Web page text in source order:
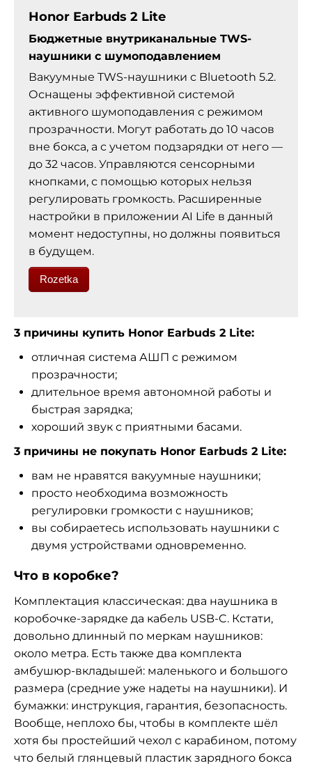
Honor Earbuds 2 Lite
Бюджетные внутриканальные TWS-
наушники с шумоподавлением
Вакуумные TWS-наушники с Bluetooth 5.2.
Оснащены эффективной системой
активного шумоподавления с режимом
прозрачности. Могут работать до 10 часов
вне бокса, а с учетом подзарядки от него —
до 32 часов. Управляются сенсорными
кнопками, с помощью которых нельзя
регулировать громкость. Расширенные
настройки в приложении AI Life в данный
момент недоступны, но должны появиться
в будущем.
Rozetka
3 причины купить Honor Earbuds 2 Lite:
отличная система АШП с режимом
прозрачности;
длительное время автономной работы и
быстрая зарядка;
хороший звук с приятными басами.
3 причины не покупать Honor Earbuds 2 Lite:
вам не нравятся вакуумные наушники;
просто необходима возможность
регулировки громкости с наушников;
вы собираетесь использовать наушники с
двумя устройствами одновременно.
Что в коробке?
Комплектация классическая: два наушника в
коробочке-зарядке да кабель USB-C. Кстати,
довольно длинный по меркам наушников:
около метра. Есть также два комплекта
амбушюр-вкладышей: маленького и большого
размера (средние уже надеты на наушники). И
бумажки: инструкция, гарантия, безопасность.
Вообще, неплохо бы, чтобы в комплекте шёл
хотя бы простейший чехол с карабином, потому
что белый глянцевый пластик зарядного бокса